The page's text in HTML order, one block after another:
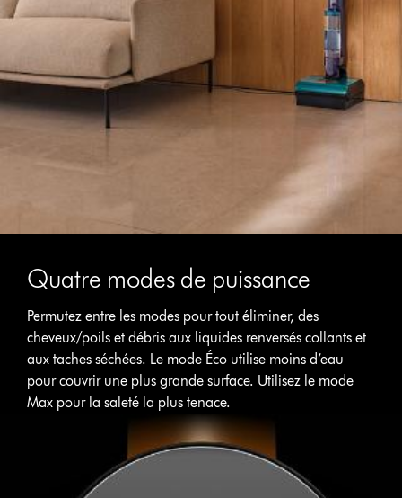
Quatre modes de puissance
Permutez entre les modes pour tout éliminer, des
cheveux/poils et débris aux liquides renversés collants et
aux taches séchées. Le mode Éco utilise moins d’eau
pour couvrir une plus grande surface. Utilisez le mode
Max pour la saleté la plus tenace.